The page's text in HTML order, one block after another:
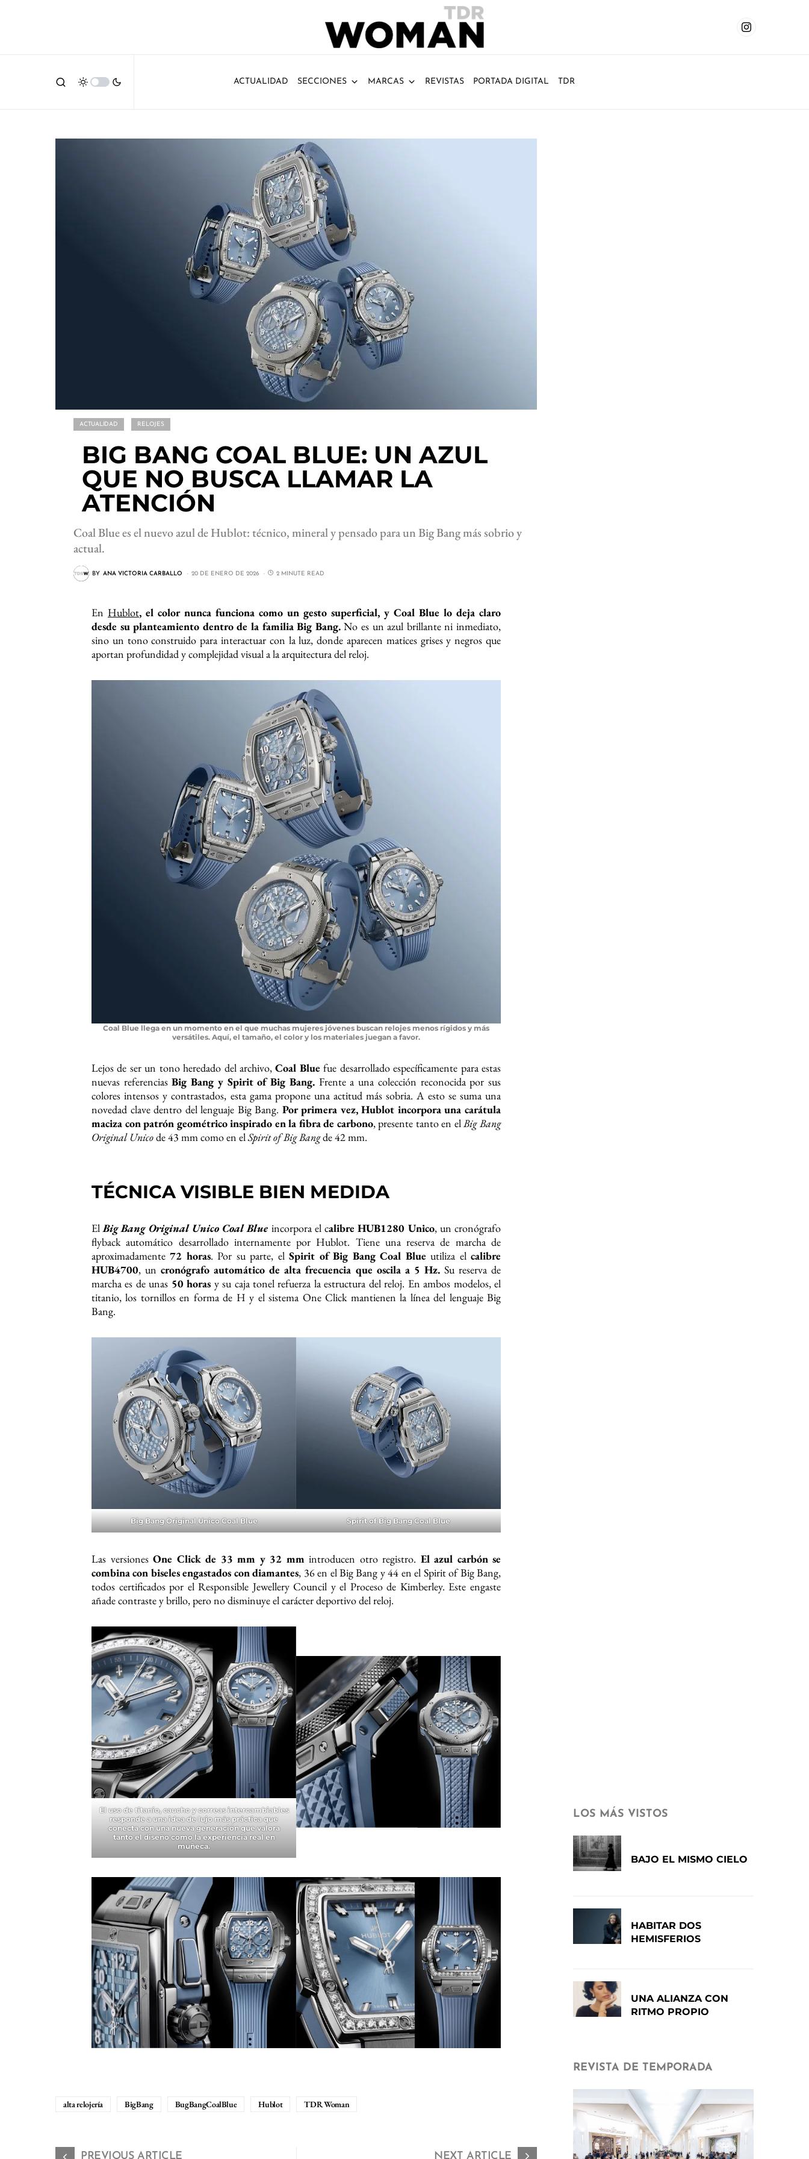
ACTUALIDAD SECCIONES MARCAS REVISTAS PORTADA DIGITAL TDR
ACTUALIDAD RELOJES
BIG BANG COAL BLUE: UN AZUL
QUE NO BUSCA LLAMAR LA
ATENCIÓN
Coal Blue es el nuevo azul de Hublot: técnico, mineral y pensado para un Big Bang más sobrio y
actual.
BY ANA VICTORIA CARBALLO 20 DE ENERO DE 2026 2 MINUTE READ
En Hublot, el color nunca funciona como un gesto superficial, y Coal Blue lo deja claro
desde su planteamiento dentro de la familia Big Bang.No es un azul brillante ni inmediato,
sino un tono construido para interactuar con la luz, donde aparecen matices grises y negros que
aportan profundidad y complejidad visual a la arquitectura del reloj.
Coal Blue llega en un momento en el que muchas mujeres jóvenes buscan relojes menos rígidos y más
versátiles. Aquí, el tamaño, el color y los materiales juegan a favor.
Lejos de ser un tono heredado del archivo,Coal Blue fue desarrollado específicamente para estas
nuevas referenciasBig Bang y Spirit of Big Bang.Frente a una colección reconocida por sus
colores intensos y contrastados, esta gama propone una actitud más sobria. A esto se suma una
novedad clave dentro del lenguaje Big Bang. Por primera vez, Hublot incorpora una carátula
maciza con patrón geométrico inspirado en la fibra de carbono, presente tanto en elBig Bang
Original Unicode 43 mm como en elSpirit of Big Bangde 42 mm.
TÉCNICA VISIBLE BIEN MEDIDA
ElBig Bang Original Unico Coal Blue incorpora el calibre HUB1280 Unico, un cronógrafo
flyback automático desarrollado internamente por Hublot. Tiene una reserva de marcha de
aproximadamente72 horas. Por su parte, elSpirit of Big Bang Coal Blue utiliza elcalibre
HUB4700, uncronógrafo automático de alta frecuencia que oscila a 5 Hz.Su reserva de
marcha es de unas 50 horas y su caja tonel refuerza la estructura del reloj. En ambos modelos, el
titanio, los tornillos en forma de H y el sistema One Click mantienen la línea del lenguaje Big
Bang.
Big Bang Original Unico Coal Blue Spirit of Big Bang Coal Blue
Las versiones One Click de 33 mm y 32 mm introducen otro registro. El azul carbón se
combina con biseles engastados con diamantes, 36 en el Big Bang y 44 en el Spirit of Big Bang,
todos certificados por el Responsible Jewellery Council y el Proceso de Kimberley. Este engaste
añade contraste y brillo, pero no disminuye el carácter deportivo del reloj.
El uso de titanio, caucho y correas intercambiables
responde a una idea de lujo más práctica que
conecta con una nueva generación que valora
tanto el diseño como la experiencia real en
muñeca.
alta relojería BigBang BugBangCoalBlue Hublot TDR Woman
PREVIOUS ARTICLE NEXT ARTICLE
LOS MÁS VISTOS
BAJO EL MISMO CIELO
HABITAR DOS
HEMISFERIOS
UNA ALIANZA CON
RITMO PROPIO
REVISTA DE TEMPORADA